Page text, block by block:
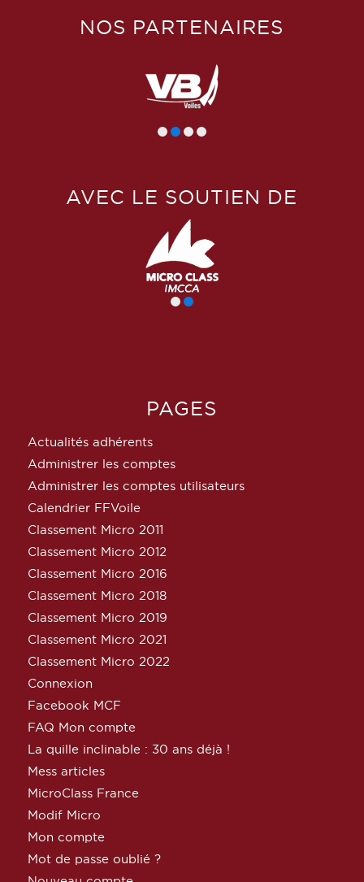
NOS PARTENAIRES
AVEC LE SOUTIEN DE
PAGES
Actualités adhérents
Administrer les comptes
Administrer les comptes utilisateurs
Calendrier FFVoile
Classement Micro 2011
Classement Micro 2012
Classement Micro 2016
Classement Micro 2018
Classement Micro 2019
Classement Micro 2021
Classement Micro 2022
Connexion
Facebook MCF
FAQ Mon compte
La quille inclinable : 30 ans déjà !
Mess articles
MicroClass France
Modif Micro
Mon compte
Mot de passe oublié ?